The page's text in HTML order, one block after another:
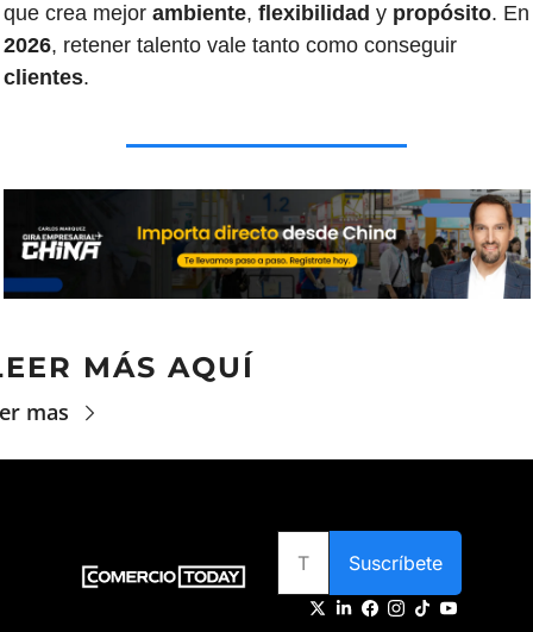
que crea mejor ambiente, flexibilidad y propósito
2026
, retener talento vale tanto como conseguir
clientes.
MÁS AQUÍ
mas
Suscríbete